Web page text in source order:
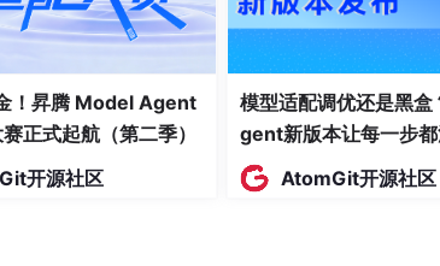
生实习期编码安全的全局合规安全防
整洁代码合规逻辑碾压大厂 Scorecard 考核的
还必须在行为操守上共同坚守两条刚性行为防线：
坚守“技术诚信红线”，严禁在极度破防下通过隐
！昇腾 Model Agent
正式起航（第二季）
开源社区
模型适配调优还是黑
gent新版本让每一步
AtomGit开源社区